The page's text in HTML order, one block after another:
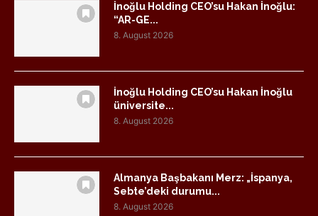
İnoğlu Holding CEO’su Hakan İnoğlu:
“AR-GE...
8. August 2026
İnoğlu Holding CEO’su Hakan İnoğlu
üniversite...
8. August 2026
Almanya Başbakanı Merz: „İspanya,
Sebte’deki durumu...
8. August 2026